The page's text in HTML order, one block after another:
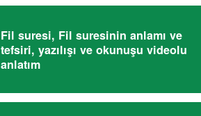
Fil suresi, Fil suresinin anlamı ve
tefsiri, yazılışı ve okunuşu videolu
anlatım